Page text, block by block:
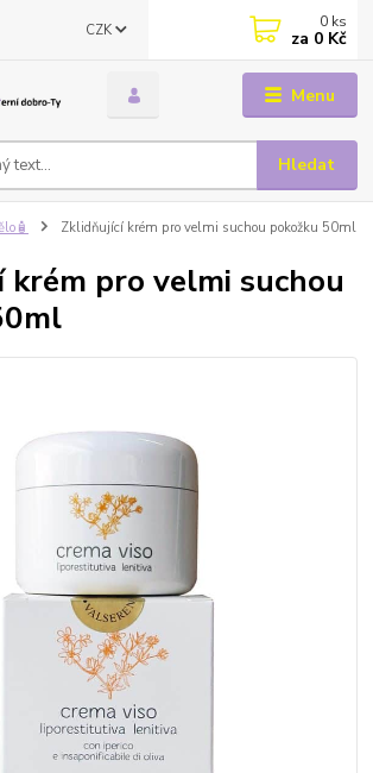
Menu
CZK
Hledat
0 ks
za 0 Kč
Zklidňující krém pro velmi suchou pokožku 50ml
pro velmi suchou